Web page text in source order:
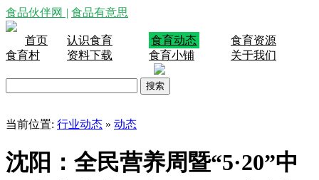
食品伙伴网 | 食品有意思
首页 认识食育 食育动态
食育资源
食育村
资料下载 食育小铺 关于我们
当前位置: 行业动态 » 动态
沈阳：全民营养周暨“5·20”中